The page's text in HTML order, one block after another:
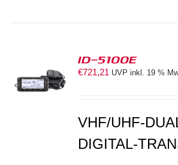
ID-5100E
€721,21 UVP inkl. 19 %
VHF/UHF-
DIGITAL-